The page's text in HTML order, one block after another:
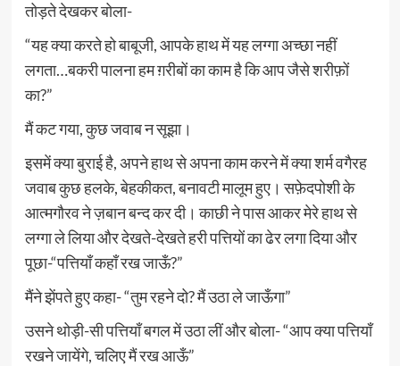
तोड़ते देखकर बोला-
“यह क्या करते हो बाबूजी, आपके हाथ में यह लग्गा अच्छा नहीं
लगता…बकरी पालना हम ग़रीबों का काम है कि आप जैसे शरीफ़ों
का?”
मैं कट गया, कुछ जवाब न सूझा।
इसमें क्या बुराई है, अपने हाथ से अपना काम करने में क्या शर्म वगैरह
जवाब कुछ हलके, बेहकीकत, बनावटी मालूम हुए। सफ़ेदपोशी के
आत्मगौरव ने ज़बान बन्द कर दी। काछी ने पास आकर मेरे हाथ से
लग्गा ले लिया और देखते-देखते हरी पत्तियों का ढेर लगा दिया और
पूछा-“पत्तियाँ कहाँ रख जाऊँ?”
मैंने झेंपते हुए कहा- “तुम रहने दो? मैं उठा ले जाऊँगा”
उसने थोड़ी-सी पत्तियॉं बगल में उठा लीं और बोला- “आप क्या पत्तियाँ
रखने जायेंगे, चलिए मैं रख आऊँ”